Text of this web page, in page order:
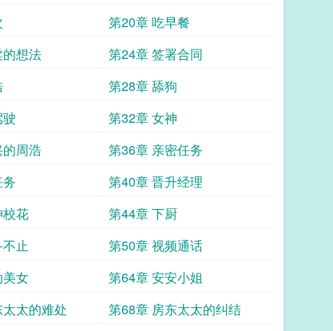
第20章 吃早餐
想法
第24章 签署合同
第28章 舔狗
第32章 女神
周浩
第36章 亲密任务
第40章 晋升经理
花
第44章 下厨
止
第50章 视频通话
女
第64章 安安小姐
太的难处
第68章 房东太太的纠结